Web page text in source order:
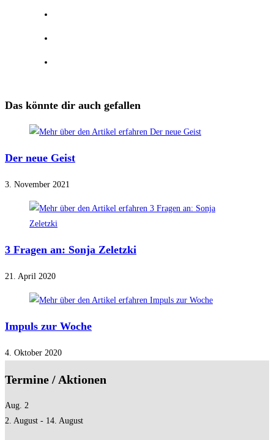
Das könnte dir auch gefallen
Der neue Geist
3. November 2021
3 Fragen an: Sonja Zeletzki
21. April 2020
Impuls zur Woche
4. Oktober 2020
Termine / Aktionen
Aug. 2
2. August - 14. August